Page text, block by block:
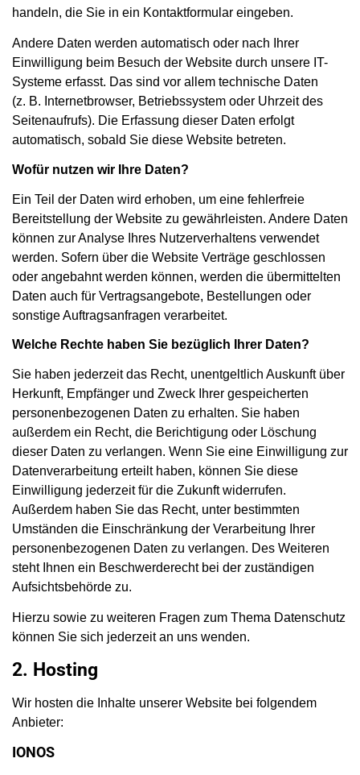
handeln, die Sie in ein Kontaktformular eingeben.
Andere Daten werden automatisch oder nach Ihrer
Einwilligung beim Besuch der Website durch unsere IT-
Systeme erfasst. Das sind vor allem technische Daten
(z. B. Internetbrowser, Betriebssystem oder Uhrzeit des
Seitenaufrufs). Die Erfassung dieser Daten erfolgt
automatisch, sobald Sie diese Website betreten.
Wofür nutzen wir Ihre Daten?
Ein Teil der Daten wird erhoben, um eine fehlerfreie
Bereitstellung der Website zu gewährleisten. Andere Daten
können zur Analyse Ihres Nutzerverhaltens verwendet
werden. Sofern über die Website Verträge geschlossen
oder angebahnt werden können, werden die übermittelten
Daten auch für Vertragsangebote, Bestellungen oder
sonstige Auftragsanfragen verarbeitet.
Welche Rechte haben Sie bezüglich Ihrer Daten?
Sie haben jederzeit das Recht, unentgeltlich Auskunft über
Herkunft, Empfänger und Zweck Ihrer gespeicherten
personenbezogenen Daten zu erhalten. Sie haben
außerdem ein Recht, die Berichtigung oder Löschung
dieser Daten zu verlangen. Wenn Sie eine Einwilligung zur
Datenverarbeitung erteilt haben, können Sie diese
Einwilligung jederzeit für die Zukunft widerrufen.
Außerdem haben Sie das Recht, unter bestimmten
Umständen die Einschränkung der Verarbeitung Ihrer
personenbezogenen Daten zu verlangen. Des Weiteren
steht Ihnen ein Beschwerderecht bei der zuständigen
Aufsichtsbehörde zu.
Hierzu sowie zu weiteren Fragen zum Thema Datenschutz
können Sie sich jederzeit an uns wenden.
2. Hosting
Wir hosten die Inhalte unserer Website bei folgendem
Anbieter:
IONOS